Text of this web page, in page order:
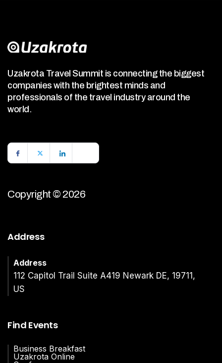
Uzakrota Travel Summit is connecting the biggest
companies with the brightest minds and
professionals of the travel industry around the
world.
Copyright © 2026
Address
Address
112 Capitol Trail Suite A419 Newark DE, 19711,
US
Find Events
Business Breakfast
Uzakrota Online